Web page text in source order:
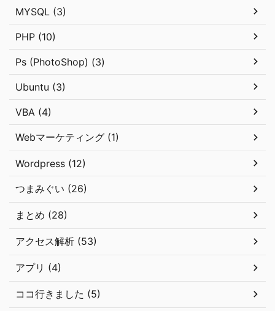
MYSQL (3)
PHP (10)
Ps (PhotoShop) (3)
Ubuntu (3)
VBA (4)
Webマーケティング (1)
Wordpress (12)
つまみぐい (26)
まとめ (28)
アクセス解析 (53)
アプリ (4)
ココ行きました (5)